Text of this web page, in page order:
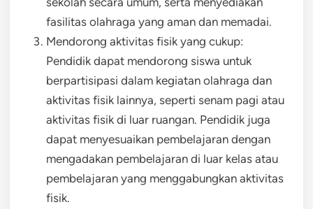
fasilitas olahraga yang aman dan memadai.
Mendorong aktivitas fisik yang cukup:
Pendidik dapat mendorong siswa untuk
berpartisipasi dalam kegiatan olahraga dan
aktivitas fisik lainnya, seperti senam pagi atau
aktivitas fisik di luar ruangan. Pendidik juga
dapat menyesuaikan pembelajaran dengan
mengadakan pembelajaran di luar kelas atau
pembelajaran yang menggabungkan aktivitas
fisik.